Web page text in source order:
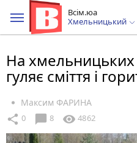
Всім.юа
Хмельницький
На
гуляє сміття і
Максим ФАРИНА
share 0 chat_bubble 8 visibility 4862